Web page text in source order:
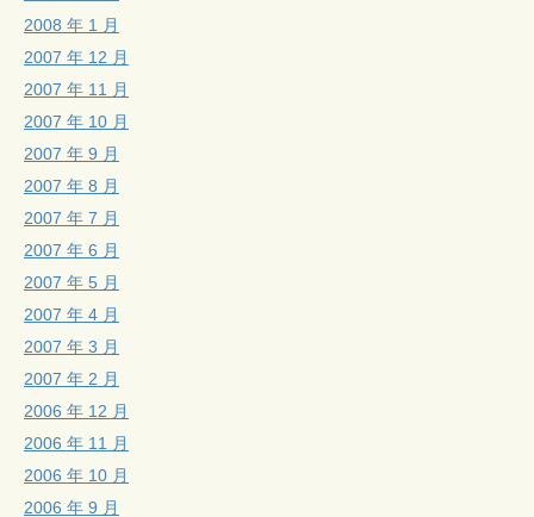
2008 年 1 月
2007 年 12 月
2007 年 11 月
2007 年 10 月
2007 年 9 月
2007 年 8 月
2007 年 7 月
2007 年 6 月
2007 年 5 月
2007 年 4 月
2007 年 3 月
2007 年 2 月
2006 年 12 月
2006 年 11 月
2006 年 10 月
2006 年 9 月